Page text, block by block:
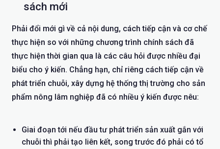
sách mới
Phải đổi mới gì về cả nội dung, cách tiếp cận và cơ chế
thực hiện so với những chương trình chính sách đã
thực hiện thời gian qua là các câu hỏi được nhiều đại
biểu cho ý kiến. Chẳng hạn, chỉ riêng cách tiếp cận về
phát triển chuỗi, xây dựng hệ thống thị trường cho sản
phẩm nông lâm nghiệp đã có nhiều ý kiến được nêu:
Giai đoạn tới nếu đầu tư phát triển sản xuất gắn với
chuỗi thì phải tạo liên kết, song trước đó phải có tổ